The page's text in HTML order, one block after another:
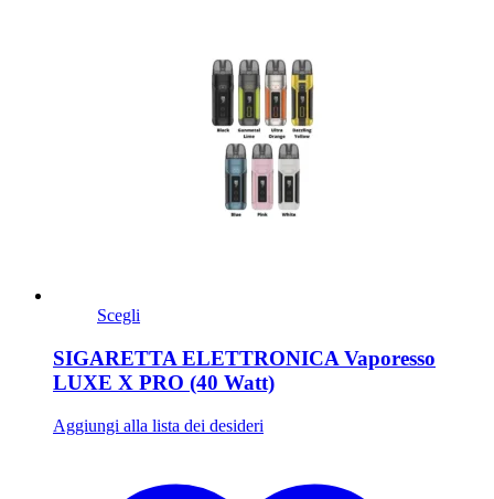
Scegli
SIGARETTA ELETTRONICA Vaporesso
LUXE X PRO (40 Watt)
Aggiungi alla lista dei desideri